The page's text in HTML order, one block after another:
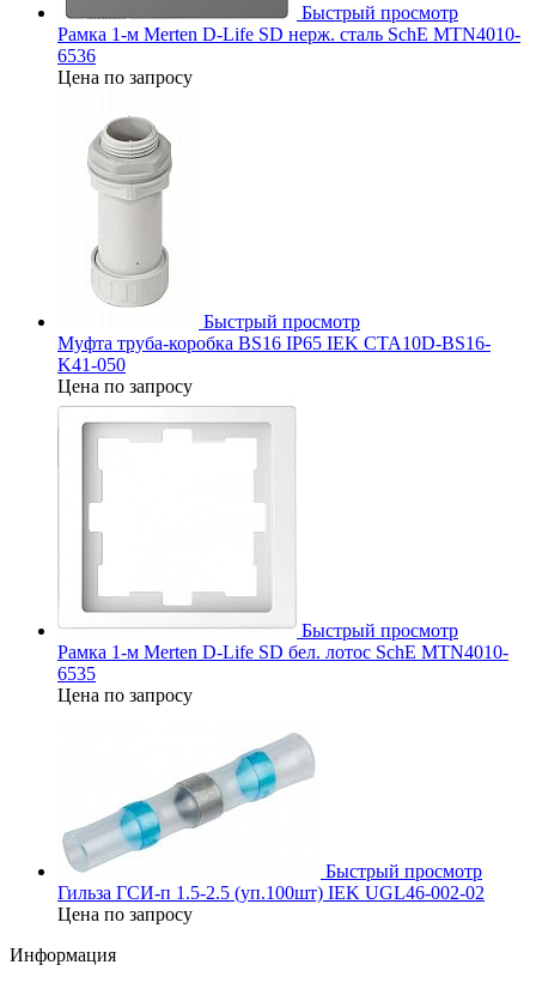
Быстрый просмотр
Рамка 1-м Merten D-Life SD нерж. сталь SchE MTN4010-
6536
Цена по запросу
Быстрый просмотр
Муфта труба-коробка BS16 IP65 IEK CTA10D-BS16-
K41-050
Цена по запросу
Быстрый просмотр
Рамка 1-м Merten D-Life SD бел. лотос SchE MTN4010-
6535
Цена по запросу
Быстрый просмотр
Гильза ГСИ-п 1.5-2.5 (уп.100шт) IEK UGL46-002-02
Цена по запросу
Информация